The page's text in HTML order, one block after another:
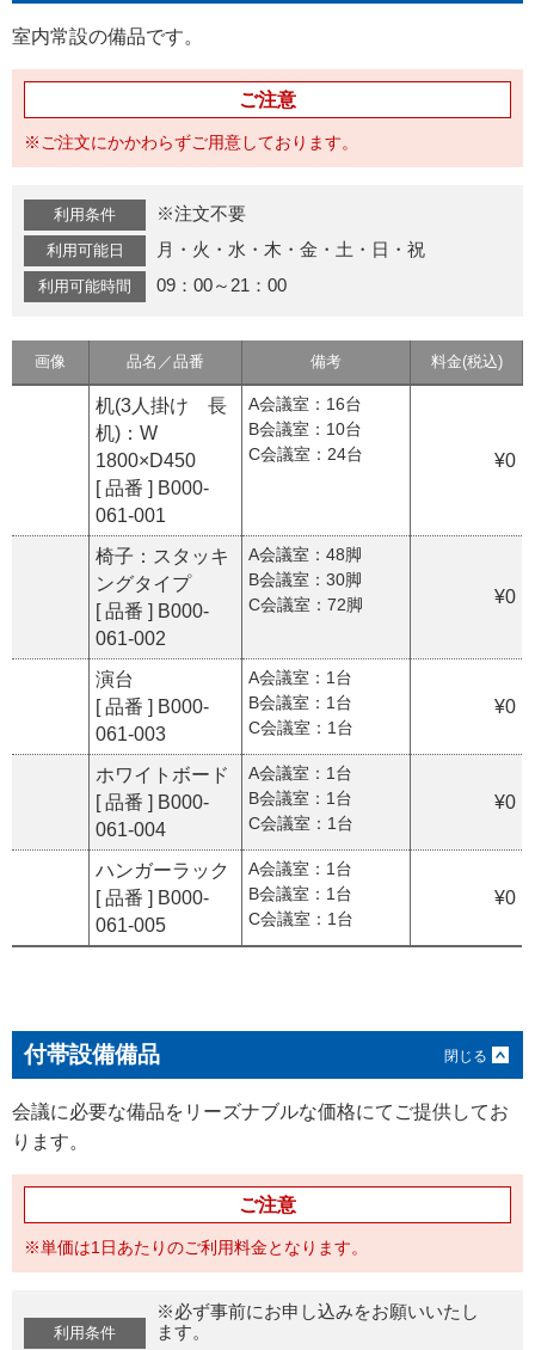
室内常設の備品です。
ご注意
※ご注文にかかわらずご用意しております。
利用条件 ※注文不要
利用可能日 月・火・水・木・金・土・日・祝
利用可能時間 09：00～21：00
画像 品名／品番 備考 料金(税込)
机(3人掛け 長
机)：W
1800×D450
[ 品番 ] B000-
061-001
A会議室：16台
B会議室：10台
C会議室：24台
¥0
椅子：スタッキ
ングタイプ
[ 品番 ] B000-
061-002
A会議室：48脚
B会議室：30脚
C会議室：72脚
¥0
演台
[ 品番 ] B000-
061-003
A会議室：1台
B会議室：1台
C会議室：1台
¥0
ホワイトボード
[ 品番 ] B000-
061-004
A会議室：1台
B会議室：1台
C会議室：1台
¥0
ハンガーラック
[ 品番 ] B000-
061-005
A会議室：1台
B会議室：1台
C会議室：1台
¥0
付帯設備備品
会議に必要な備品をリーズナブルな価格にてご提供してお
ります。
ご注意
※単価は1日あたりのご利用料金となります。
利用条件
※必ず事前にお申し込みをお願いいたし
ます。